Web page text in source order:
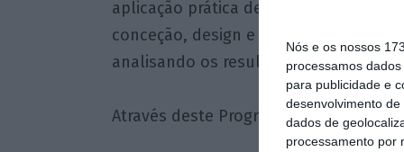
Nós e os nossos
processamos
para publicidade e
desenvolvimento de
dados de
processamento por
aplicação prática desta metodologia
conceção, design e prototipagem, à
analisando os resultados através de
Através deste Programa e